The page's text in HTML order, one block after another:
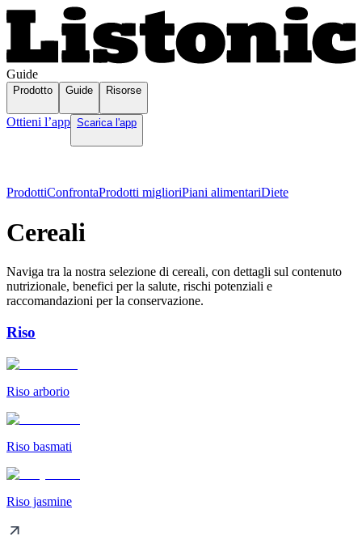
Guide
Prodotto Guide Risorse
Ottieni l’app Scarica l'app
ProdottiConfrontaProdotti miglioriPiani alimentariDiete
Cereali
Naviga tra la nostra selezione di cereali, con dettagli sul contenuto
nutrizionale, benefici per la salute, rischi potenziali e
raccomandazioni per la conservazione.
Riso
Riso arborio
Riso basmati
Riso jasmine